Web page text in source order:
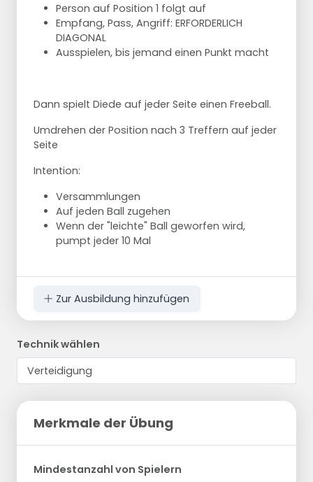
Person auf Position 1 folgt auf
Empfang, Pass, Angriff: ERFORDERLICH
DIAGONAL
Ausspielen, bis jemand einen Punkt macht
Dann spielt Diede auf jeder Seite einen Freeball.
Umdrehen der Position nach 3 Treffern auf jeder
Seite
Intention:
Versammlungen
Auf jeden Ball zugehen
Wenn der "leichte" Ball geworfen wird,
pumpt jeder 10 Mal
Zur Ausbildung hinzufügen
Technik wählen
Merkmale der Übung
Mindestanzahl von Spielern